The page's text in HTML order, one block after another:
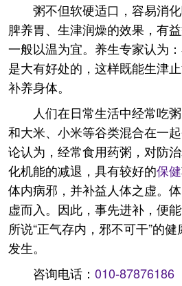
粥不但软硬适口，容易消
脾养胃、生津润燥的效果，有
一般以温为宜。养生专家认为
是大有好处的，这样既能生津
补养身体。
人们在日常生活中经常吃
和大米、小米等谷类混合在一起
论认为，经常食用药粥，对防
化机能的减退，具有较好的保健
体内病邪，并补益人体之虚。
虚而入。因此，事先进补，便
所说“正气存内，邪不可干”的
发生。
咨询电话： 010-87876186